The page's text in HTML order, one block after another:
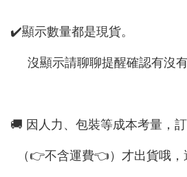
✔️顯示數量都是現貨。
沒顯示請聊聊提醒確認有沒
🚚 因人力、包裝等成本考量，
（👉不含運費👈）才出貨哦，